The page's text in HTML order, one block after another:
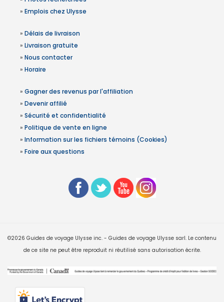
» Emplois chez Ulysse
» Délais de livraison
» Livraison gratuite
» Nous contacter
» Horaire
» Gagner des revenus par l'affiliation
» Devenir affilié
» Sécurité et confidentialité
» Politique de vente en ligne
» Information sur les fichiers témoins (Cookies)
» Foire aux questions
©2026 Guides de voyage Ulysse inc. - Guides de voyage Ulysse sarl. Le contenu
de ce site ne peut être reproduit ni réutilisé sans autorisation écrite.